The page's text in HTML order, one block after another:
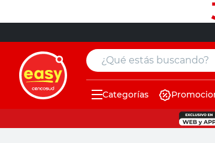
¿Qué estás buscando?
Categorías
muebles